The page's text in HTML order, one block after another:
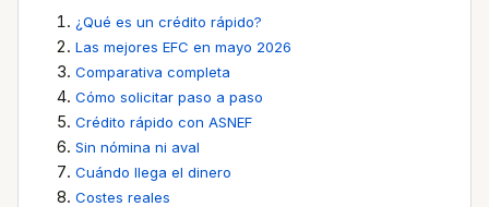
¿Qué es un crédito rápido?
Las mejores EFC en mayo 2026
Comparativa completa
Cómo solicitar paso a paso
Crédito rápido con ASNEF
Sin nómina ni aval
Cuándo llega el dinero
Costes reales